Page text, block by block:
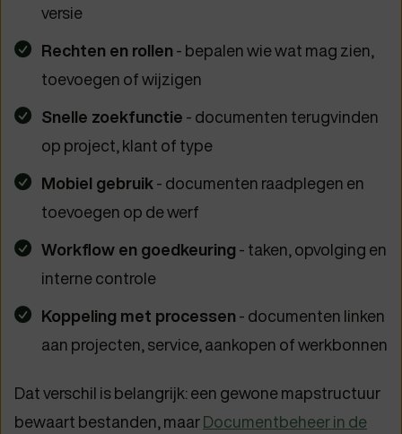
versie
Rechten en rollen - bepalen wie wat mag zien,
toevoegen of wijzigen
Snelle zoekfunctie - documenten terugvinden
op project, klant of type
Mobiel gebruik- documenten raadplegen en
toevoegen op de werf
Workflow en goedkeuring - taken, opvolging en
interne controle
Koppeling met processen - documenten linken
aan projecten, service, aankopen of werkbonnen
Dat verschil is belangrijk: een gewone mapstructuur
bewaart bestanden, maarDocumentbeheer in de